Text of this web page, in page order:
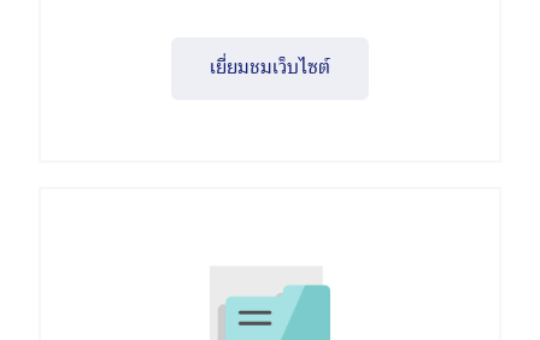
เยี่ยมชมเว็บไซต์